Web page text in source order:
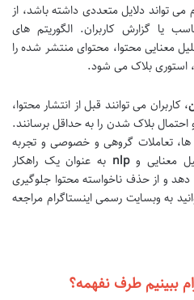
تواند دلایل متعددی داشته باشد، از
یا گزارش کاربران. الگوریتم های
معنایی محتوا، محتوای منتشر شده را
استوری بلاک می شود.
، کاربران می توانند قبل از انتشار محتوا،
احتمال بلاک شدن را به حداقل برسانند.
ها، تعاملات گروهی و خصوصی و تجربه
معنایی وnlp به عنوان یک راهکار
دهد و از حذف ناخواسته محتوا جلوگیری
به وبسایت رسمی اینستاگرام مراجعه
ببینیم طرف نفهمه؟